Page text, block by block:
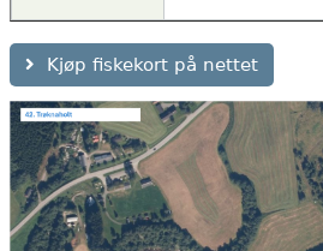
Kjøp fiskekort på nettet